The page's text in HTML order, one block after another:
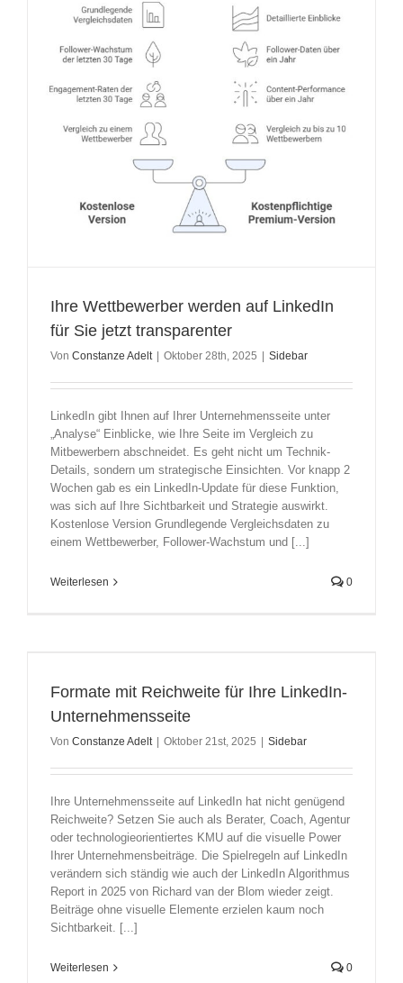
Ihre Wettbewerber werden auf LinkedIn
für Sie jetzt transparenter
Von Constanze Adelt | Oktober 28th, 2025 | Sidebar
LinkedIn gibt Ihnen auf Ihrer Unternehmensseite unter
„Analyse“ Einblicke, wie Ihre Seite im Vergleich zu
Mitbewerbern abschneidet. Es geht nicht um Technik-
Details, sondern um strategische Einsichten. Vor knapp 2
Wochen gab es ein LinkedIn-Update für diese Funktion,
was sich auf Ihre Sichtbarkeit und Strategie auswirkt.
Kostenlose Version Grundlegende Vergleichsdaten zu
einem Wettbewerber, Follower-Wachstum und [...]
Weiterlesen 0
Formate mit Reichweite für Ihre LinkedIn-
Unternehmensseite
Von Constanze Adelt | Oktober 21st, 2025 | Sidebar
Ihre Unternehmensseite auf LinkedIn hat nicht genügend
Reichweite? Setzen Sie auch als Berater, Coach, Agentur
oder technologieorientiertes KMU auf die visuelle Power
Ihrer Unternehmensbeiträge. Die Spielregeln auf LinkedIn
verändern sich ständig wie auch der LinkedIn Algorithmus
Report in 2025 von Richard van der Blom wieder zeigt.
Beiträge ohne visuelle Elemente erzielen kaum noch
Sichtbarkeit. [...]
Weiterlesen 0